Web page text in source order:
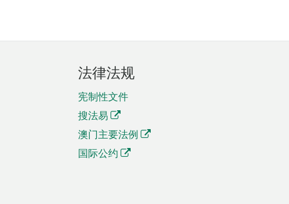
法律法规
宪制性文件
搜法易
澳门主要法例
国际公约